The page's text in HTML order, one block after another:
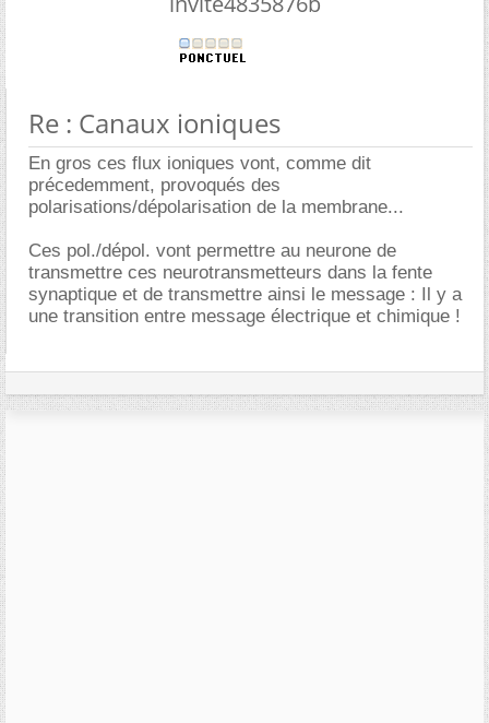
Re : Canaux ioniques
En gros ces flux ioniques vont, comme dit
précedemment, provoqués des
polarisations/dépolarisation de la membrane...
Ces pol./dépol. vont permettre au neurone de
transmettre ces neurotransmetteurs dans la fente
synaptique et de transmettre ainsi le message : Il y a
une transition entre message électrique et chimique !